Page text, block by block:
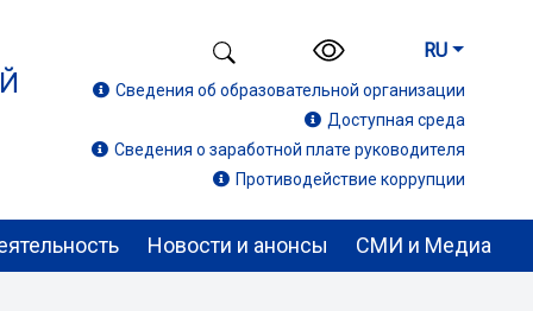
RU
Сведения об образовательной организации
Доступная среда
Сведения о заработной плате руководителя
Противодействие коррупции
Новости и анонсы СМИ и Медиа